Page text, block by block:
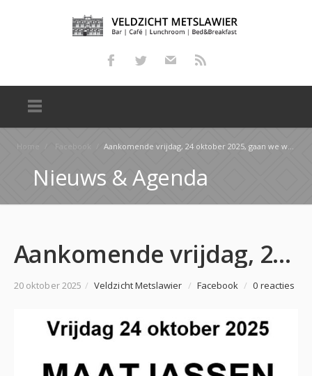
Home Facebook Aankomende vrijdag, 24 oktober 2025, gaan we weer los met het MAATJASSEN!!! Dus sein je maat ff in …
Nieuws & Agenda
Aankomende vrijdag, 24 oktober 2025, gaan we weer los met het MAATJASSEN!!! Dus sein je maat ff in …
20 oktober 2025 / Veldzicht Metslawier / Facebook / 0 reacties